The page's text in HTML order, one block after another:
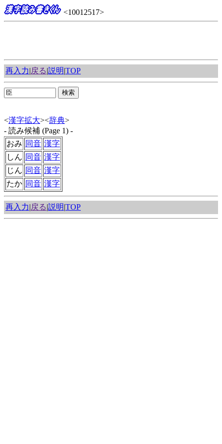
<10012517>
再入力|戻る|説明|TOP
<漢字拡大><辞典>
- 読み候補 (Page 1) -
おみ 同音 漢字
しん 同音 漢字
じん 同音 漢字
たか 同音 漢字
再入力|戻る|説明|TOP